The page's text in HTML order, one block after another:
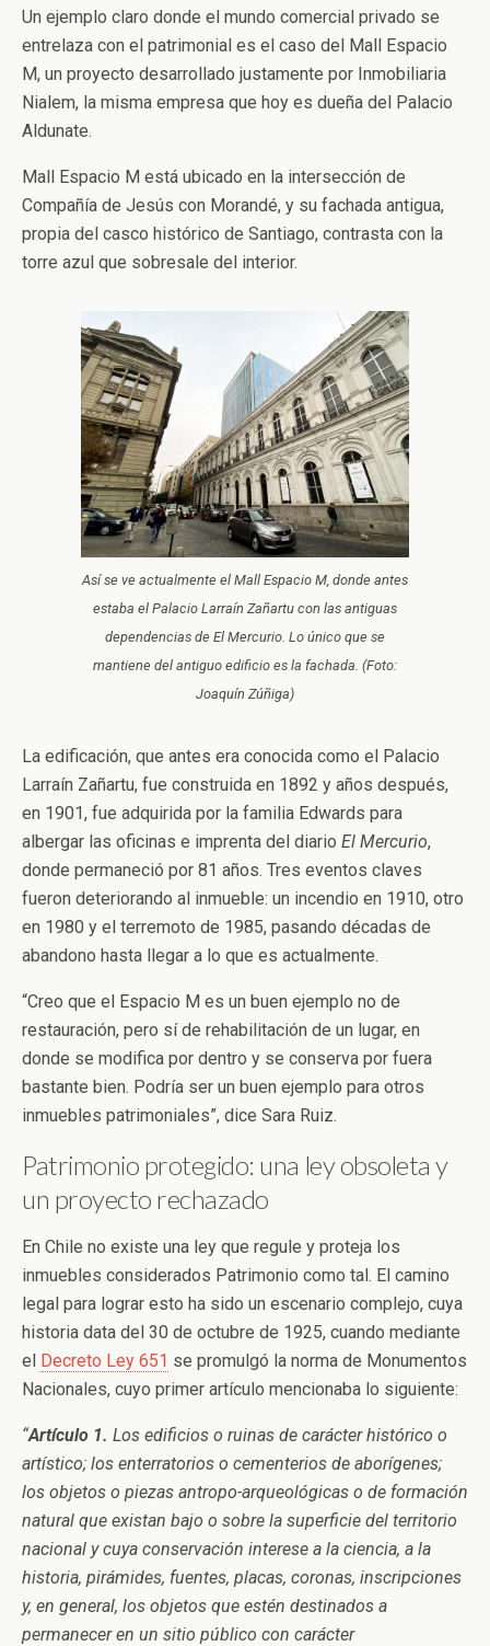
Un ejemplo claro donde el mundo comercial privado se
entrelaza con el patrimonial es el caso del Mall Espacio
M, un proyecto desarrollado justamente por Inmobiliaria
Nialem, la misma empresa que hoy es dueña del Palacio
Aldunate.
Mall Espacio M está ubicado en la intersección de
Compañía de Jesús con Morandé, y su fachada antigua,
propia del casco histórico de Santiago, contrasta con la
torre azul que sobresale del interior.
Así se ve actualmente el Mall Espacio M, donde antes
estaba el Palacio Larraín Zañartu con las antiguas
dependencias de El Mercurio . Lo único que se
mantiene del antiguo edificio es la fachada. (Foto:
Joaquín Zúñiga)
La edificación, que antes era conocida como el Palacio
Larraín Zañartu, fue construida en 1892 y años después,
en 1901, fue adquirida por la familia Edwards para
albergar las oficinas e imprenta del diario El Mercurio,
donde permaneció por 81 años. Tres eventos claves
fueron deteriorando al inmueble: un incendio en 1910, otro
en 1980 y el terremoto de 1985, pasando décadas de
abandono hasta llegar a lo que es actualmente.
“Creo que el Espacio M es un buen ejemplo no de
restauración, pero sí de rehabilitación de un lugar, en
donde se modifica por dentro y se conserva por fuera
bastante bien. Podría ser un buen ejemplo para otros
inmuebles patrimoniales”, dice Sara Ruiz.
Patrimonio protegido: una ley obsoleta y
un proyecto rechazado
En Chile no existe una ley que regule y proteja los
inmuebles considerados Patrimonio como tal. El camino
legal para lograr esto ha sido un escenario complejo, cuya
historia data del 30 de octubre de 1925, cuando mediante
el Decreto Ley 651 se promulgó la norma de Monumentos
Nacionales, cuyo primer artículo mencionaba lo siguiente:
“Artículo 1. Los edificios o ruinas de carácter histórico o
artístico; los enterratorios o cementerios de aborígenes;
los objetos o piezas antropo-arqueológicas o de formación
natural que existan bajo o sobre la superficie del territorio
nacional y cuya conservación interese a la ciencia, a la
historia, pirámides, fuentes, placas, coronas, inscripciones
y, en general, los objetos que estén destinados a
permanecer en un sitio público con carácter